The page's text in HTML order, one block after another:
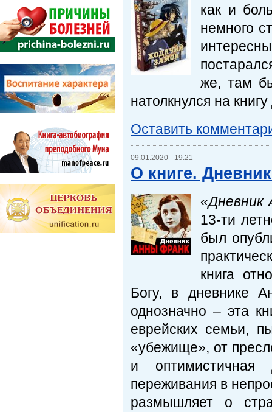
как и
немного
же, там
натолкнулся на
Оставить
09.01.2020 - 19:21
О книге.
«Дневник
13-ти
был
книга
Богу, в дневнике
однозначно – эта
еврейских семьи,
«убежище», от
и оптимистичная
переживания в
размышляет о